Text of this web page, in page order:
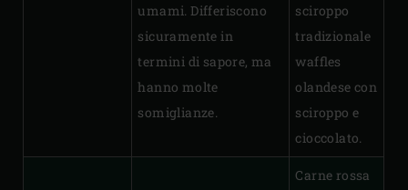
umami. Differiscono
sicuramente in
termini di sapore, ma
hanno molte
somiglianze.
sciroppo
tradizionale
waffles
olandese con
sciroppo e
cioccolato.
Carne rossa